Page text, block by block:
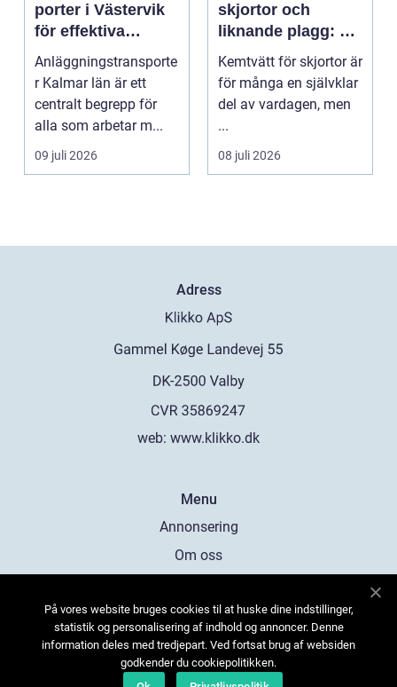
porter i Västervik
för effektiva
byggprojekt
Anläggningstransporte
r Kalmar län är ett
centralt begrepp för
alla som arbetar m...
09 juli 2026
skjortor och
liknande plagg: Så
fungerar
professionell
klädvård i
Kemtvätt för skjortor är
för många en självklar
del av vardagen, men
...
08 juli 2026
Adress
web: www.klikko.dk
Menu
Annonsering
Om oss
Kontakta oss
Sitemap
På vores website bruges cookies til at huske dine indstillinger,
statistik og personalisering af indhold og annoncer. Denne
information deles med tredjepart. Ved fortsat brug af websiden
godkender du cookiepolitikken.